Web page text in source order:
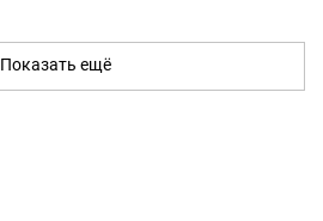
Показать ещё